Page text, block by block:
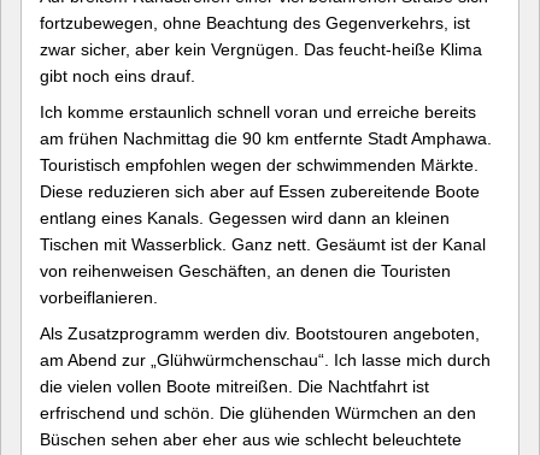
fortzubewegen, ohne Beachtung des Gegenverkehrs, ist
zwar sicher, aber kein Vergnügen. Das feucht-heiße Klima
gibt noch eins drauf.
Ich komme erstaunlich schnell voran und erreiche bereits
am frühen Nachmittag die 90 km entfernte Stadt Amphawa.
Touristisch empfohlen wegen der schwimmenden Märkte.
Diese reduzieren sich aber auf Essen zubereitende Boote
entlang eines Kanals. Gegessen wird dann an kleinen
Tischen mit Wasserblick. Ganz nett. Gesäumt ist der Kanal
von reihenweisen Geschäften, an denen die Touristen
vorbeiflanieren.
Als Zusatzprogramm werden div. Bootstouren angeboten,
am Abend zur „Glühwürmchenschau“. Ich lasse mich durch
die vielen vollen Boote mitreißen. Die Nachtfahrt ist
erfrischend und schön. Die glühenden Würmchen an den
Büschen sehen aber eher aus wie schlecht beleuchtete